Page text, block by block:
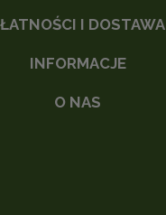
I DOSTAWA
INFORMACJE
O NAS